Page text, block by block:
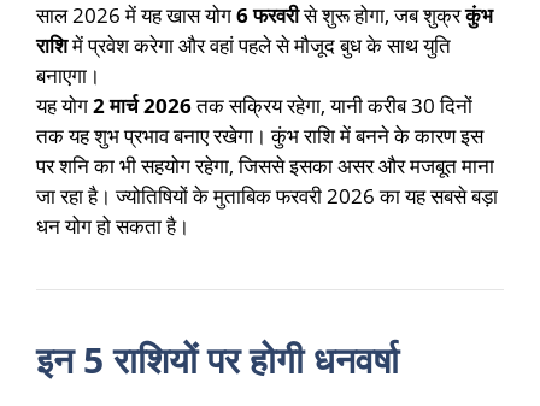
साल 2026 में यह खास योग6 फरवरीसे शुरू होगा, जब शुक्रकुंभ
राशिमें प्रवेश करेगा और वहां पहले से मौजूद बुध के साथ युति
बनाएगा।
यह योग2 मार्च 2026तक सक्रिय रहेगा, यानी करीब 30 दिनों
तक यह शुभ प्रभाव बनाए रखेगा। कुंभ राशि में बनने के कारण इस
पर शनि का भी सहयोग रहेगा, जिससे इसका असर और मजबूत माना
जा रहा है। ज्योतिषियों के मुताबिक फरवरी 2026 का यह सबसे बड़ा
धन योग हो सकता है।
इन 5 राशियों पर होगी धनवर्षा